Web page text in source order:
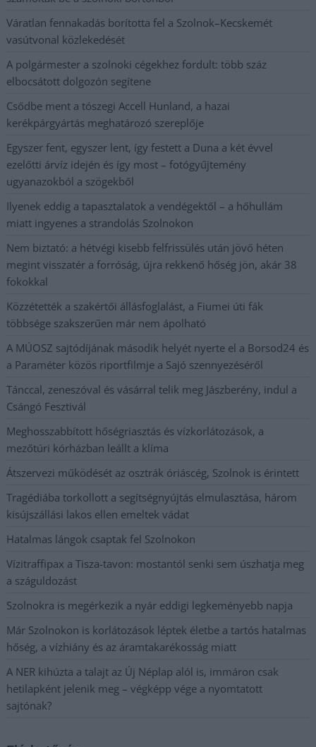
Váratlan fennakadás borította fel a Szolnok–Kecskemét
vasútvonal közlekedését
A polgármester a szolnoki cégekhez fordult: több száz
elbocsátott dolgozón segítene
Csődbe ment a tószegi Accell Hunland, a hazai
kerékpárgyártás meghatározó szereplője
Egyszer fent, egyszer lent, így festett a Duna a két évvel
ezelőtti árvíz idején és így most – fotógyűjtemény
ugyanazokból a szögekből
Ilyenek eddig a tapasztalatok a vendégektől – a hőhullám
miatt ingyenes a strandolás Szolnokon
Nem biztató: a hétvégi kisebb felfrissülés után jövő héten
megint visszatér a forróság, újra rekkenő hőség jön, akár 38
fokokkal
Közzétették a szakértői állásfoglalást, a Fiumei úti fák
többsége szakszerűen már nem ápolható
A MÚOSZ sajtódíjának második helyét nyerte el a Borsod24 és
a Paraméter közös riportfilmje a Sajó szennyezéséről
Tánccal, zeneszóval és vásárral telik meg Jászberény, indul a
Csángó Fesztivál
Meghosszabbított hőségriasztás és vízkorlátozások, a
mezőtúri kórházban leállt a klíma
Átszervezi működését az osztrák óriáscég, Szolnok is érintett
Tragédiába torkollott a segítségnyújtás elmulasztása, három
kisújszállási lakos ellen emeltek vádat
Hatalmas lángok csaptak fel Szolnokon
Vízitraffipax a Tisza-tavon: mostantól senki sem úszhatja meg
a száguldozást
Szolnokra is megérkezik a nyár eddigi legkeményebb napja
Már Szolnokon is korlátozások léptek életbe a tartós hatalmas
hőség, a vízhiány és az áramtakarékosság miatt
A NER kihúzta a talajt az Új Néplap alól is, immáron csak
hetilapként jelenik meg – végképp vége a nyomtatott
sajtónak?